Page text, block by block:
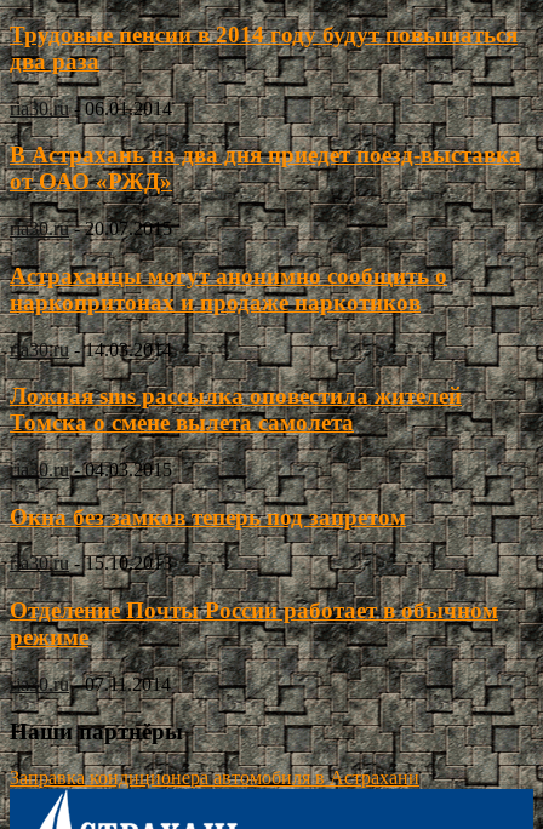
Трудовые пенсии в 2014 году будут повышаться
два раза
ria30.ru - 06.01.2014
В Астрахань на два дня приедет поезд-выставка
от ОАО «РЖД»
ria30.ru - 20.07.2015
Астраханцы могут анонимно сообщить о
наркопритонах и продаже наркотиков
ria30.ru - 14.03.2014
Ложная sms рассылка оповестила жителей
Томска о смене вылета самолета
ria30.ru - 04.03.2015
Окна без замков теперь под запретом
ria30.ru - 15.10.2013
Отделение Почты России работает в обычном
режиме
ria30.ru - 07.11.2014
Наши партнёры
Заправка кондиционера автомобиля в Астрахани